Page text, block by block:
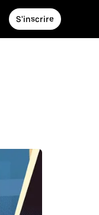
S'inscrire